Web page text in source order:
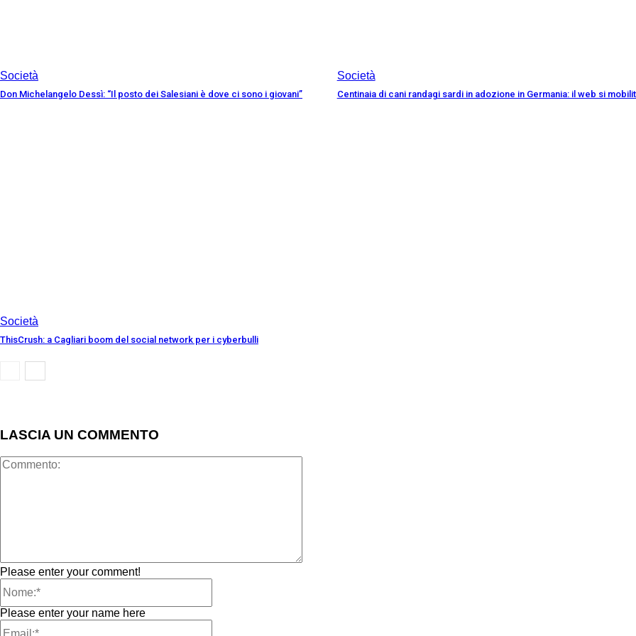
Società
Don Michelangelo Dessì: “Il posto dei Salesiani è dove ci sono i giovani”
Società
Centinaia di cani randagi sardi in adozione in Germania: il web si
Società
ThisCrush: a Cagliari boom del social network per i cyberbulli
LASCIA UN COMMENTO
Please enter your comment!
Please enter your name here